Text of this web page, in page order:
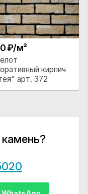
₽/м²
кирпич
арт. 372